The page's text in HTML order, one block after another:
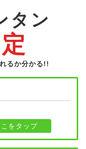
タン
るか分かる!!
をタップ